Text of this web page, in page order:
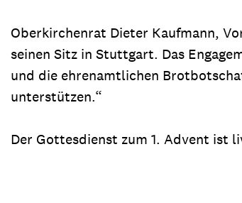
Oberkirchenrat Dieter Kaufmann,
seinen Sitz in Stuttgart. Das
und die ehrenamtlichen
unterstützen.“
Der Gottesdienst zum 1. Advent ist